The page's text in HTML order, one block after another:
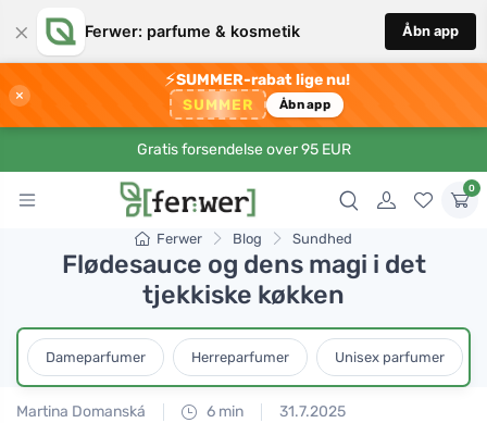
× Ferwer: parfume & kosmetik Åbn app
×
⚡SUMMER-rabat lige nu!
SUMMER Åbn app
Gratis forsendelse over 95 EUR
0
Ferwer Blog Sundhed
Flødesauce og dens magi i det
tjekkiske køkken
Dameparfumer Herreparfumer Unisex parfumer
Martina Domanská 6 min 31.7.2025